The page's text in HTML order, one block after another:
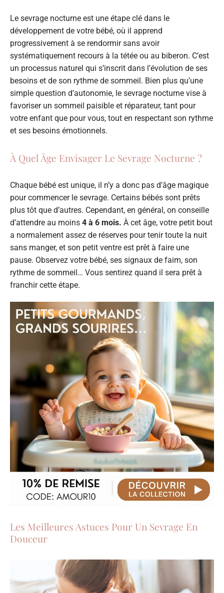
Le sevrage nocturne est une étape clé dans le
développement de votre bébé, où il apprend
progressivement à se rendormir sans avoir
systématiquement recours à la tétée ou au biberon. C’est
un processus naturel qui s’inscrit dans l’évolution de ses
besoins et de son rythme de sommeil. Bien plus qu’une
simple question d’autonomie, le sevrage nocturne vise à
favoriser un sommeil paisible et réparateur, tant pour
votre enfant que pour vous, tout en respectant son rythme
et ses besoins émotionnels.
À Quel Âge Envisager Le Sevrage Nocturne ?
Chaque bébé est unique, il n’y a donc pas d’âge magique
pour commencer le sevrage. Certains bébés sont prêts
plus tôt que d’autres. Cependant, en général, on conseille
d’attendre au moins 4 à 6 mois. À cet âge, votre petit bout
a normalement assez de réserves pour tenir toute la nuit
sans manger, et son petit ventre est prêt à faire une
pause. Observez votre bébé, ses signaux de faim, son
rythme de sommeil… Vous sentirez quand il sera prêt à
franchir cette étape.
Les Meilleures Astuces Pour Un Sevrage En
Douceur